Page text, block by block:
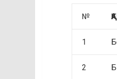
№
1
2